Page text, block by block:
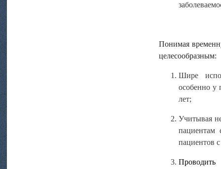
Понимая
целесообразным:
Шире
особенно у
лет;
Учитывая
пациентам
пациентов